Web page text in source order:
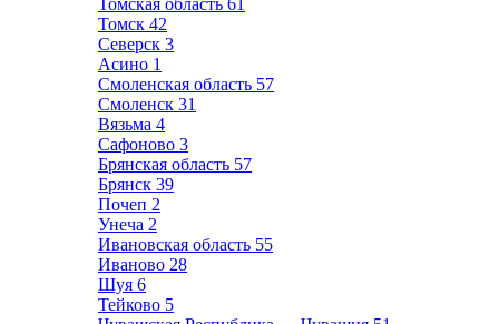
Томская область 61
Томск 42
Северск 3
Асино 1
Смоленская область 57
Смоленск 31
Вязьма 4
Сафоново 3
Брянская область 57
Брянск 39
Почеп 2
Унеча 2
Ивановская область 55
Иваново 28
Шуя 6
Тейково 5